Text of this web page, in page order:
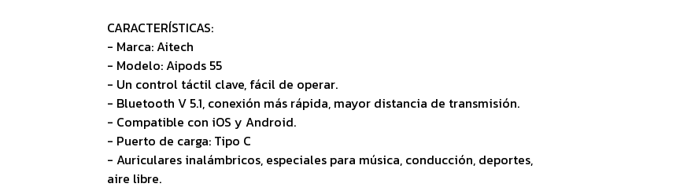
CARACTERÍSTICAS:
- Marca: Aitech
- Modelo: Aipods 55
- Un control táctil clave, fácil de operar.
- Bluetooth V 5.1, conexión más rápida, mayor distancia de transmisión.
- Compatible con iOS y Android.
- Puerto de carga: Tipo C
- Auriculares inalámbricos, especiales para música, conducción, deportes,
aire libre.